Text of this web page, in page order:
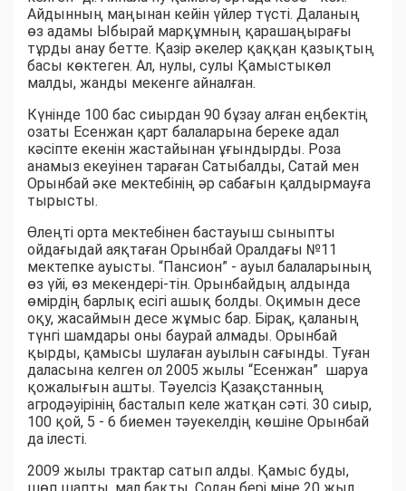
Айдынның маңынан кейін үйлер түсті. Даланың
өз адамы Ыбырай марқұмның қарашаңырағы
тұрды анау бетте. Қазір әкелер қаққан қазықтың
басы көктеген. Ал, нулы, сулы Қамыстыкөл
малды, жанды мекенге айналған.
Күнінде 100 бас сиырдан 90 бұзау алған еңбектің
озаты Есенжан қарт балаларына береке адал
кәсіпте екенін жастайынан ұғындырды. Роза
анамыз екеуінен тараған Сатыбалды, Сатай мен
Орынбай әке мектебінің әр сабағын қалдырмауға
тырысты.
Өлеңті орта мектебінен бастауыш сыныпты
ойдағыдай аяқтаған Орынбай Оралдағы №11
мектепке ауысты. “Пансион” - ауыл балаларының
өз үйі, өз мекендері-тін. Орынбайдың алдында
өмірдің барлық есігі ашық болды. Оқимын десе
оқу, жасаймын десе жұмыс бар. Бірақ, қаланың
түнгі шамдары оны баурай алмады. Орынбай
қырды, қамысы шулаған ауылын сағынды. Туған
даласына келген ол 2005 жылы “Есенжан” шаруа
қожалығын ашты. Тәуелсіз Қазақстанның
агродәуірінің басталып келе жатқан сәті. 30 сиыр,
100 қой, 5 - 6 биемен тәуекелдің көшіне Орынбай
да ілесті.
2009 жылы трактар сатып алды. Қамыс буды,